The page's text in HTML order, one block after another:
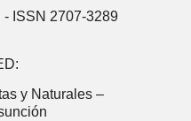
ISSN 2707-3289
y Naturales –